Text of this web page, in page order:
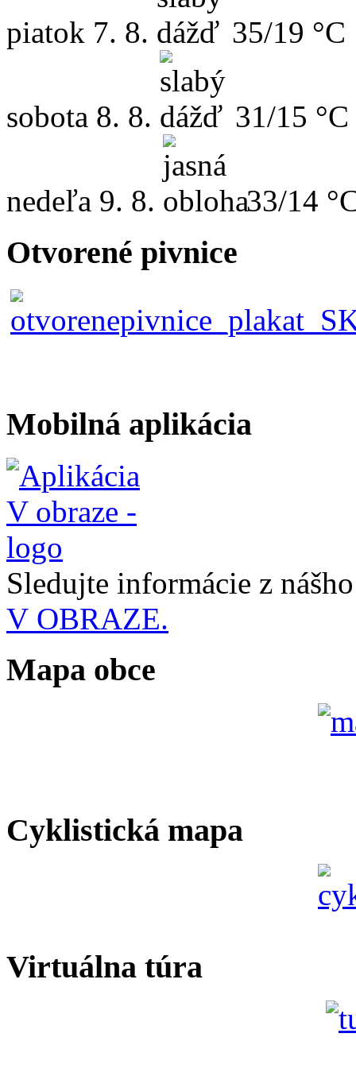
piatok 7. 8. 35/19 °C
sobota 8. 8. 31/15 °C
nedeľa 9. 8. 33/14
Otvorené pivnice
Mobilná aplikácia
Sledujte informácie z
V OBRAZE.
Mapa obce
Cyklistická mapa
Virtuálna túra